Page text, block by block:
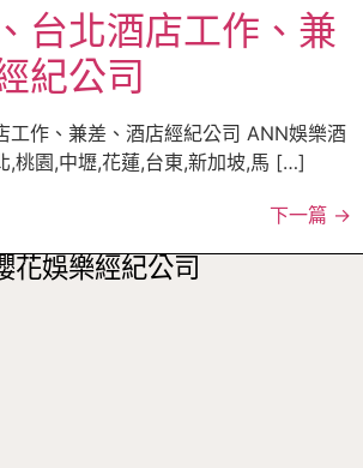
台北酒店工作、兼
紀公司
工作、兼差、酒店經紀公司 ANN娛樂酒
,桃園,中壢,花蓮,台東,新加坡,馬 […]
下一篇 →
花娛樂經紀公司